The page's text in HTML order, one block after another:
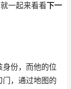
一起来看看下一
份，而他的位
，通过地图的